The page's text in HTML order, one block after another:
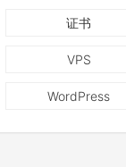
证书
VPS
WordPress